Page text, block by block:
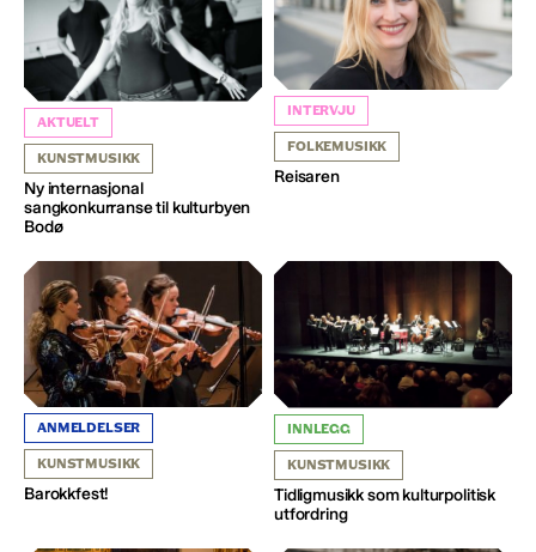
AKTUELT
KUNSTMUSIKK
Ny internasjonal
sangkonkurranse til kulturbyen
Bodø
INTERVJU
FOLKEMUSIKK
Reisaren
ANMELDELSER
KUNSTMUSIKK
Barokkfest!
INNLEGG
KUNSTMUSIKK
Tidligmusikk som kulturpolitisk
utfordring